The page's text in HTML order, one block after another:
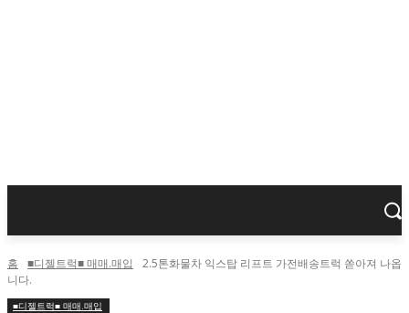
홈 ■디젤트럭■ 매매.매입
2.5톤화물차 익스탑 리프트 가전배송트럭 쏟아져 나옵
니다.
■디젤트럭■ 매매.매입